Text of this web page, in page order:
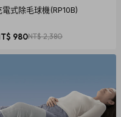
電式除毛球機(RP10B)
980NT$ 2,380